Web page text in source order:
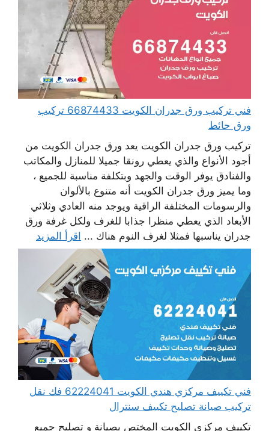
فني تركيب ورق جدران الكويت 66874433 تركيب
ورق حائط
تركيب ورق جدران الكويت يعد ورق جدران الكويت من
أجود الأنواع والذي يعطي رونقا جميلا للمنازل والمكاتب
والفنادق يوفر الوقت والجهد وبتكلفة مناسبة للجميع ،
وما يميز ورق جدران الكويت أنه متنوع بالألوان
والرسومات المختلفة الراقية ويوجد منه العادي وثلاثي
الأبعاد الذي يعطي منظرا جذابا للغرف ولكل غرفة ورق
جدران يناسبها فمثلا لغرف النوم هناك ... اقرأ المزيد
فني تكييف مركزي هندي الكويت 62224041 فك نقل
تركيب صيانة تصليح تكييف سنترال
تكييف مركزي الكويت المختص بصيانة و تصليح جميع